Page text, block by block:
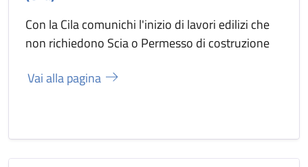
Con la Cila comunichi l'inizio di lavori edilizi che
non richiedono Scia o Permesso di costruzione
Vai alla pagina